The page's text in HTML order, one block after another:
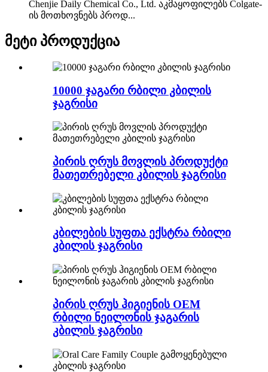
Chenjie Daily Chemical Co., Ltd. აკმაყოფილებს Colgate-
ის მოთხოვნებს პროდ...
მეტი პროდუქცია
10000 ჯაგარი რბილი კბილის
ჯაგრისი
პირის ღრუს მოვლის პროდუქტი
მათეთრებელი კბილის ჯაგრისი
კბილების სუფთა ექსტრა რბილი
კბილის ჯაგრისი
პირის ღრუს ჰიგიენის OEM
რბილი ნეილონის ჯაგარის
კბილის ჯაგრისი